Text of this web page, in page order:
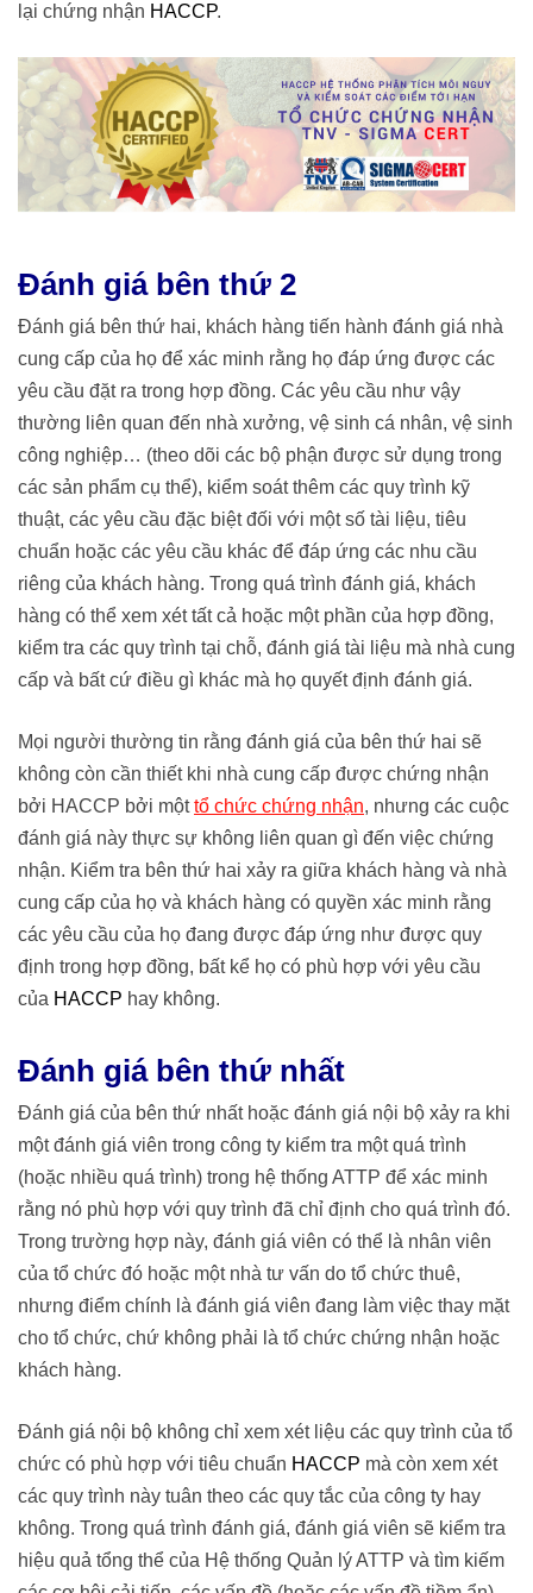
lại chứng nhận HACCP.
Đánh giá bên thứ 2
Đánh giá bên thứ hai, khách hàng tiến hành đánh giá nhà
cung cấp của họ để xác minh rằng họ đáp ứng được các
yêu cầu đặt ra trong hợp đồng. Các yêu cầu như vậy
thường liên quan đến nhà xưởng, vệ sinh cá nhân, vệ sinh
công nghiệp… (theo dõi các bộ phận được sử dụng trong
các sản phẩm cụ thể), kiểm soát thêm các quy trình kỹ
thuật, các yêu cầu đặc biệt đối với một số tài liệu, tiêu
chuẩn hoặc các yêu cầu khác để đáp ứng các nhu cầu
riêng của khách hàng. Trong quá trình đánh giá, khách
hàng có thể xem xét tất cả hoặc một phần của hợp đồng,
kiểm tra các quy trình tại chỗ, đánh giá tài liệu mà nhà cung
cấp và bất cứ điều gì khác mà họ quyết định đánh giá.
Mọi người thường tin rằng đánh giá của bên thứ hai sẽ
không còn cần thiết khi nhà cung cấp được chứng nhận
bởi HACCP bởi mộttổ chức chứng nhận, nhưng các cuộc
đánh giá này thực sự không liên quan gì đến việc chứng
nhận. Kiểm tra bên thứ hai xảy ra giữa khách hàng và nhà
cung cấp của họ và khách hàng có quyền xác minh rằng
các yêu cầu của họ đang được đáp ứng như được quy
định trong hợp đồng, bất kể họ có phù hợp với yêu cầu
của HACCP hay không.
Đánh giá bên thứ nhất
Đánh giá của bên thứ nhất hoặc đánh giá nội bộ xảy ra khi
một đánh giá viên trong công ty kiểm tra một quá trình
(hoặc nhiều quá trình) trong hệ thống ATTP để xác minh
rằng nó phù hợp với quy trình đã chỉ định cho quá trình đó.
Trong trường hợp này, đánh giá viên có thể là nhân viên
của tổ chức đó hoặc một nhà tư vấn do tổ chức thuê,
nhưng điểm chính là đánh giá viên đang làm việc thay mặt
cho tổ chức, chứ không phải là tổ chức chứng nhận hoặc
khách hàng.
Đánh giá nội bộ không chỉ xem xét liệu các quy trình của tổ
chức có phù hợp với tiêu chuẩn HACCP mà còn xem xét
các quy trình này tuân theo các quy tắc của công ty hay
không. Trong quá trình đánh giá, đánh giá viên sẽ kiểm tra
hiệu quả tổng thể của Hệ thống Quản lý ATTP và tìm kiếm